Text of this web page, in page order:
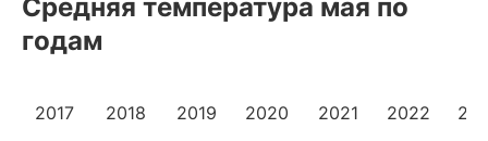
Средняя температура мая по
годам
2017 2018 2019 2020 2021 2022